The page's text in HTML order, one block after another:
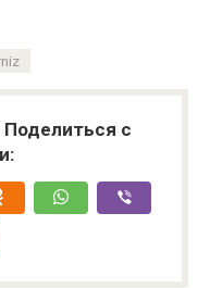
Поделиться с